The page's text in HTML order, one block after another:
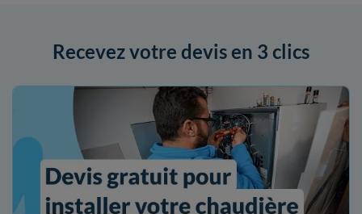
Recevez votre devis en 3 clics